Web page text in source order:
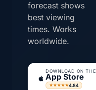
forecast shows
best viewing
times. Works
worldwide.
DOWNLOAD ON THE
App Store
★★★★★4.84